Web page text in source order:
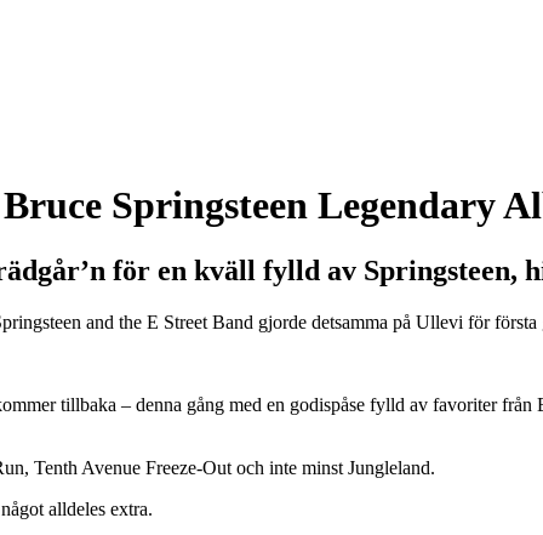
Springsteen Legendary
för en kväll fylld av Springsteen,
and the E Street Band gjorde detsamma på Ullevi för
tillbaka – denna gång med en godispåse fylld av favoriter
Tenth Avenue Freeze-Out och inte minst Jungleland.
alldeles extra.